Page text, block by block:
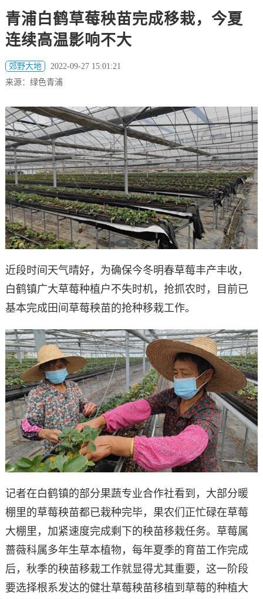
青浦白鹤草莓秧苗完成移栽，今夏
连续高温影响不大
郊野大地
2022-09-27 15:01:21
来源：绿色青浦
近段时间天气晴好，为确保今冬明春草莓丰产丰收，
白鹤镇广大草莓种植户不失时机，抢抓农时，目前已
基本完成田间草莓秧苗的抢种移栽工作。
记者在白鹤镇的部分果蔬专业合作社看到，大部分暖
棚里的草莓秧苗都已栽种完毕，果农们正忙碌在草莓
大棚里，加紧速度完成剩下的秧苗移栽任务。草莓属
蔷薇科属多年生草本植物，每年夏季的育苗工作完成
后，秋季的秧苗移栽工作就显得尤其重要，这一阶段
要选择根系发达的健壮草莓秧苗移植到草莓的种植大